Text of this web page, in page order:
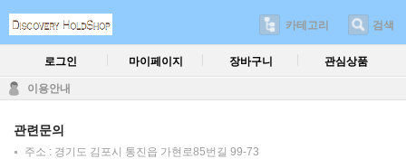
카테고리 검색
로그인 마이페이지 장바구니 관심상품
이용안내
관련문의
주소 : 경기도 김포시 통진읍 가현로85번길 99-73